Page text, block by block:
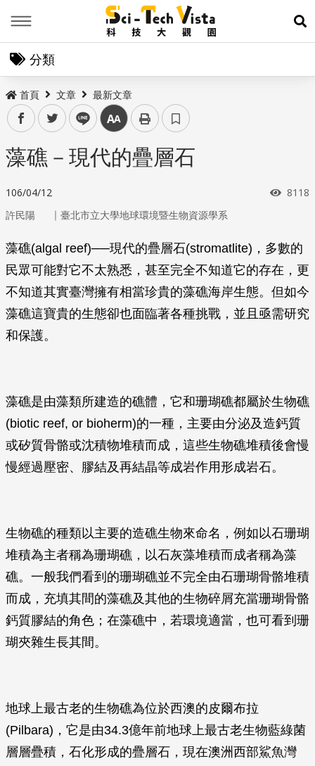
展
分類
首頁 文章 最新文章
facebooktwitter line 中
藻礁－現代的疊層石
106/04/12 瀏覽
8118
許民陽 ｜ 臺北市立大學地球環境暨生物資源學系
藻礁(algal reef)──現代的疊層石(stromatlite)，多數的
民眾可能對它不太熟悉，甚至完全不知道它的存在，更
不知道其實臺灣擁有相當珍貴的藻礁海岸生態。但如今
藻礁這寶貴的生態卻也面臨著各種挑戰，並且亟需研究
和保護。
藻礁是由藻類所建造的礁體，它和珊瑚礁都屬於生物礁
(biotic reef, or bioherm)的一種，主要由分泌及造鈣質
或矽質骨骼或沈積物堆積而成，這些生物礁堆積後會慢
慢經過壓密、膠結及再結晶等成岩作用形成岩石。
生物礁的種類以主要的造礁生物來命名，例如以石珊瑚
堆積為主者稱為珊瑚礁，以石灰藻堆積而成者稱為藻
礁。一般我們看到的珊瑚礁並不完全由石珊瑚骨骼堆積
而成，充填其間的藻礁及其他的生物碎屑充當珊瑚骨骼
鈣質膠結的角色；在藻礁中，若環境適當，也可看到珊
瑚夾雜生長其間。
地球上最古老的生物礁為位於西澳的皮爾布拉
(Pilbara)，它是由34.3億年前地球上最古老生物藍綠菌
層層疊積，石化形成的疊層石，現在澳洲西部鯊魚灣